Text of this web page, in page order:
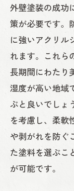
外壁塗装の成功
策が必要です。
に強いアクリル
れます。これら
長期間にわたり
湿度が高い地域
ぶと良いでしょ
を考慮し、柔軟
や剥がれを防ぐ
た塗料を選ぶこ
が可能です。